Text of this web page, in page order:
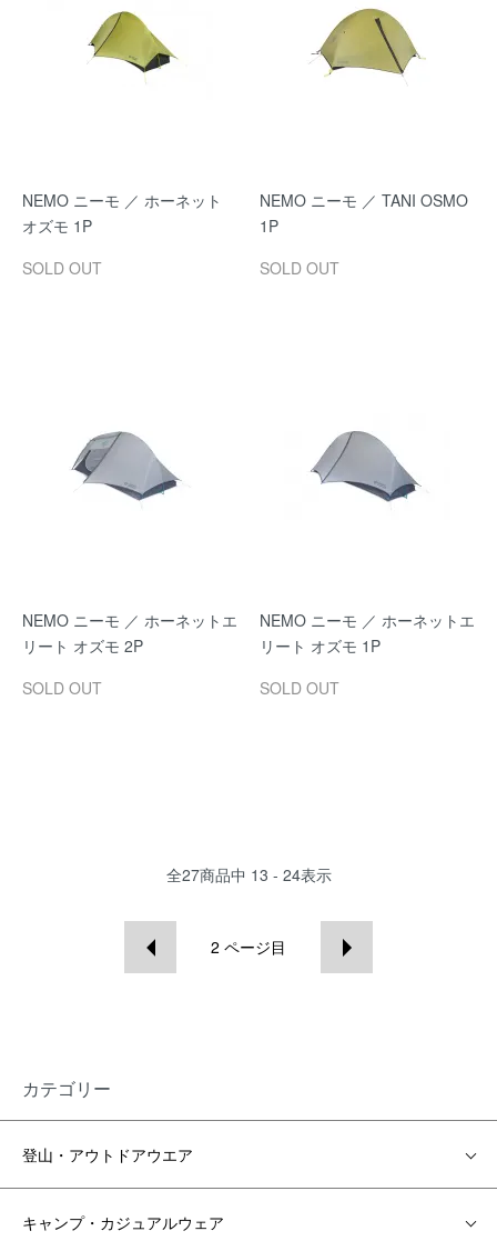
NEMO ニーモ ／ ホーネット
オズモ 1P
SOLD OUT
NEMO ニーモ ／ TANI OSMO
1P
SOLD OUT
NEMO ニーモ ／ ホーネットエ
リート オズモ 2P
SOLD OUT
NEMO ニーモ ／ ホーネットエ
リート オズモ 1P
SOLD OUT
全27商品中 13 - 24表示
2 ページ目
カテゴリー
登山・アウトドアウエア
キャンプ・カジュアルウェア